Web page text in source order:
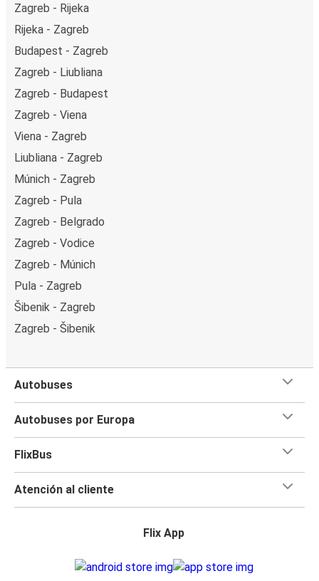
Zagreb - Rijeka
Rijeka - Zagreb
Budapest - Zagreb
Zagreb - Liubliana
Zagreb - Budapest
Zagreb - Viena
Viena - Zagreb
Liubliana - Zagreb
Múnich - Zagreb
Zagreb - Pula
Zagreb - Belgrado
Zagreb - Vodice
Zagreb - Múnich
Pula - Zagreb
Šibenik - Zagreb
Zagreb - Šibenik
Autobuses
Autobuses por Europa
FlixBus
Atención al cliente
Flix App